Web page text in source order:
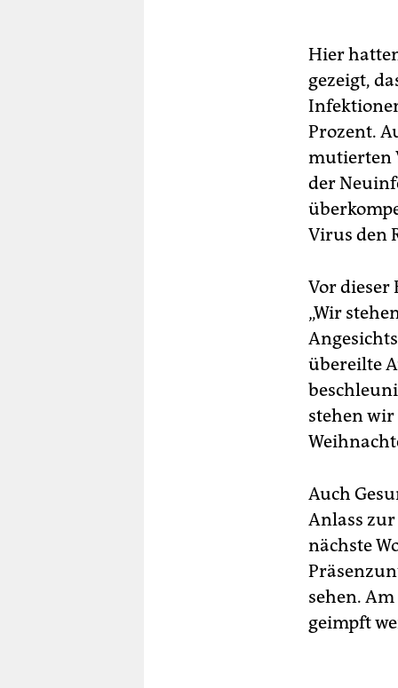
Hier
gezeigt,
Prozent.
mutierten
der
Virus den
Vor dieser
„Wir
übereilte
stehen
Auch
Anlass
nächste
sehen.
geimpft